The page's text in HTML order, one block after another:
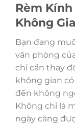
Rèm
Không
Bạn đang
văn phòng
chỉ cần thay
không gian
đến không
Không chỉ là
ngày càng